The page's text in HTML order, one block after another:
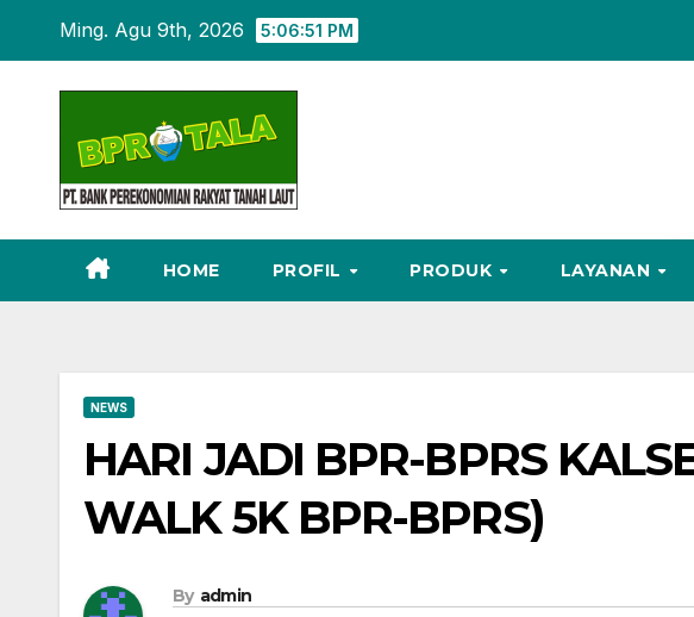
content
Ming. Agu 9th, 2026 5:06:52 PM
HOME PROFIL PRODUK LAYANAN
NEWS
HARI JADI BPR-BPRS
WALK 5K BPR-BPRS)
By admin